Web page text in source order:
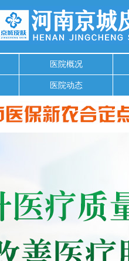
医院概况
医院动态